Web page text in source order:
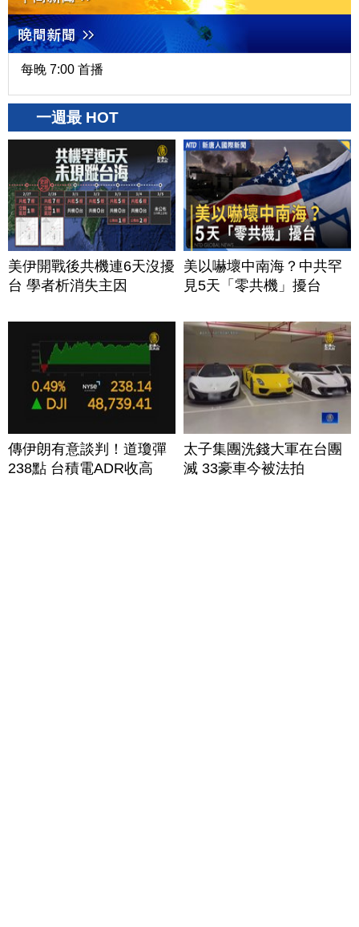
每晚 7:00 首播
一週最 HOT
美伊開戰後共機連6天沒擾
台 學者析消失主因
美以嚇壞中南海？中共罕
見5天「零共機」擾台
傳伊朗有意談判！道瓊彈
238點 台積電ADR收高
太子集團洗錢大軍在台團
滅 33豪車今被法拍